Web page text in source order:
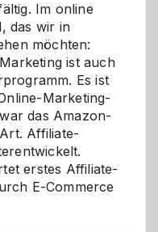
Im online
das wir in
möchten:
ist auch
Es ist
Marketing-
das Amazon-
Affiliate-
erstes Affiliate-
E-Commerce